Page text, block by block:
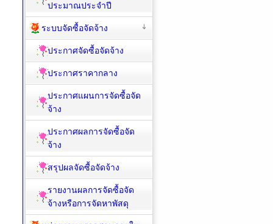
ประมาณประจำปี
ระบบจัดซื้อจัดจ้าง
ประกาศจัดซื้อจัดจ้าง
ประกาศราคากลาง
ประกาศแผนการจัดซื้อจัด
จ้าง
ประกาศผลการจัดซื้อจัด
จ้าง
สรุปผลจัดซื้อจัดจ้าง
รายงานผลการจัดซื้อจัด
จ้างหรือการจัดหาพัสดุ